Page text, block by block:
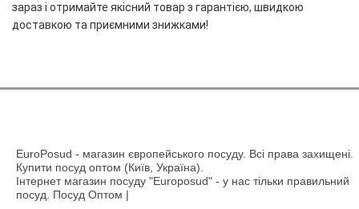
зараз і отримайте якісний товар з гарантією, швидкою
доставкою та приємними знижками!
EuroPosud - магазин європейського посуду. Всі права захищені.
Купити посуд оптом (Київ, Україна).
Інтернет магазин посуду "Europosud" - у нас тільки правильний
посуд. Посуд Оптом |